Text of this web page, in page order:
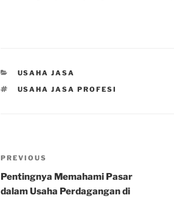
CATEGORIES
USAHA JASA
TAGS
USAHA JASA PROFESI
Post
navigation
Previous
Post
PREVIOUS
Pentingnya Memahami Pasar
dalam Usaha Perdagangan di